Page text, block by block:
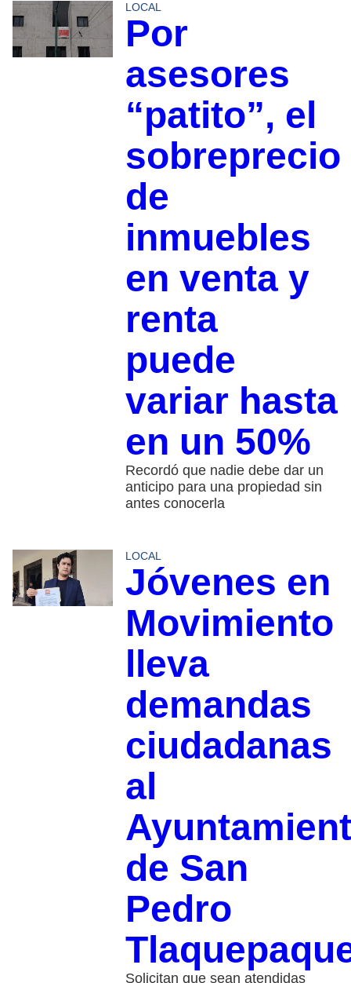
LOCAL
Por
asesores
“patito”, el
sobreprecio
de
inmuebles
en venta y
renta
puede
variar hasta
en un 50%
Recordó que nadie debe dar un
anticipo para una propiedad sin
antes conocerla
LOCAL
Jóvenes en
Movimiento
lleva
demandas
ciudadanas
al
de San
Pedro
Solicitan que sean atendidas